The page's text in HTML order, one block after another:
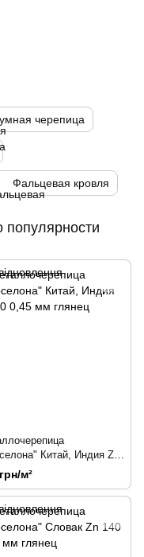
черепица
Фальцевая кровля
популярности
Китай, Индия Zn
мм глянец
м²